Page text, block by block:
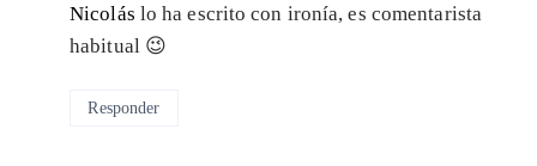
Nicolás lo ha escrito con ironía, es comentarista
habitual 😉
Responder